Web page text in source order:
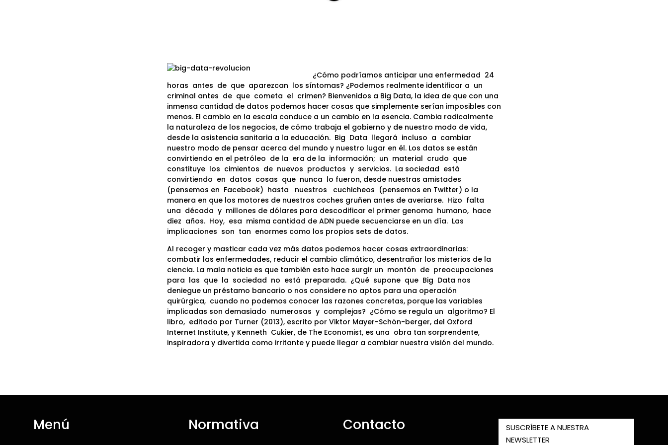
¿Cómo podríamos anticipar una enfermedad 24
horas antes de que aparezcan los síntomas? ¿Podemos realmente identificar a un
criminal antes de que cometa el crimen? Bienvenidos a Big Data, la idea de que con una
inmensa cantidad de datos podemos hacer cosas que simplemente serían imposibles con
menos. El cambio en la escala conduce a un cambio en la esencia. Cambia radicalmente
la naturaleza de los negocios, de cómo trabaja el gobierno y de nuestro modo de vida,
desde la asistencia sanitaria a la educación. Big Data llegará incluso a cambiar
nuestro modo de pensar acerca del mundo y nuestro lugar en él. Los datos se están
convirtiendo en el petróleo de la era de la información; un material crudo que
constituye los cimientos de nuevos productos y servicios. La sociedad está
convirtiendo en datos cosas que nunca lo fueron, desde nuestras amistades
(pensemos en Facebook) hasta nuestros cuchicheos (pensemos en Twitter) o la
manera en que los motores de nuestros coches gruñen antes de averiarse. Hizo falta
una década y millones de dólares para descodificar el primer genoma humano, hace
diez años. Hoy, esa misma cantidad de ADN puede secuenciarse en un día. Las
implicaciones son tan enormes como los propios sets de datos.
Al recoger y masticar cada vez más datos podemos hacer cosas extraordinarias:
combatir las enfermedades, reducir el cambio climático, desentrañar los misterios de la
ciencia. La mala noticia es que también esto hace surgir un montón de preocupaciones
para las que la sociedad no está preparada. ¿Qué supone que Big Data nos
deniegue un préstamo bancario o nos considere no aptos para una operación
quirúrgica, cuando no podemos conocer las razones concretas, porque las variables
implicadas son demasiado numerosas y complejas? ¿Cómo se regula un algoritmo? El
libro, editado por Turner (2013), escrito por Viktor Mayer-Schön-berger, del Oxford
Internet Institute, y Kenneth Cukier, de The Economist, es una obra tan sorprendente,
inspiradora y divertida como irritante y puede llegar a cambiar nuestra visión del mundo.
Menú Normativa Contacto
SUSCRÍBETE A NUESTRA
NEWSLETTER